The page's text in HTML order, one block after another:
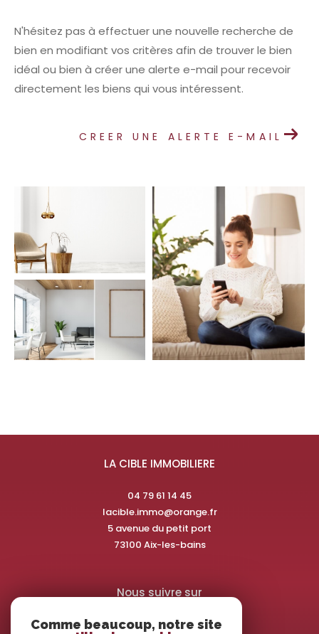
N'hésitez pas à effectuer une nouvelle recherche de
bien en modifiant vos critères afin de trouver le bien
idéal ou bien à créer une alerte e-mail pour recevoir
directement les biens qui vous intéressent.
CREER UNE ALERTE E-MAIL
LA CIBLE IMMOBILIERE
04 79 61 14 45
lacible.immo@orange.fr
5 avenue du petit port
73100
aix-les-bains
Nous suivre sur
Comme beaucoup, notre site